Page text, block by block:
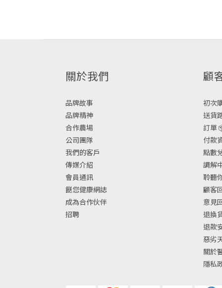
關於我們
品牌故事
品牌精神
合作農場
公司團隊
我們的客戶
傳媒介紹
會員通訊
餸您健康網誌
成為合作伙伴
招聘
顧
初次
送貨
訂單
付款
點數
調解
聆聽
顧客
意見
退換
退款
惡劣
關於
隱私